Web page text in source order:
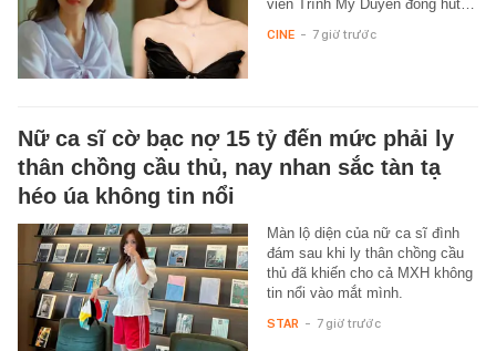
viên Trình Mỹ Duyên đóng hút…
CINE - 7 giờ trước
Nữ ca sĩ cờ bạc nợ 15 tỷ đến mức phải ly
thân chồng cầu thủ, nay nhan sắc tàn tạ
héo úa không tin nổi
Màn lộ diện của nữ ca sĩ đình
đám sau khi ly thân chồng cầu
thủ đã khiến cho cả MXH không
tin nổi vào mắt mình.
STAR - 7 giờ trước